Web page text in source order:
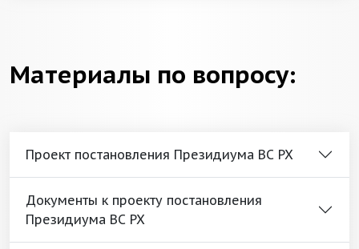
Материалы по вопросу:
Проект постановления Президиума ВС РХ
Документы к проекту постановления
Президиума ВС РХ